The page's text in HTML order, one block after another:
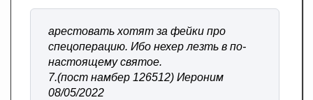
арестовать хотят за фейки про
спецоперацию. Ибо нехер лезть в по-
настоящему святое.
7.(пост намбер 126512) Иероним
08/05/2022